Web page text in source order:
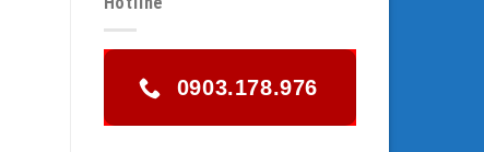
0903.178.976